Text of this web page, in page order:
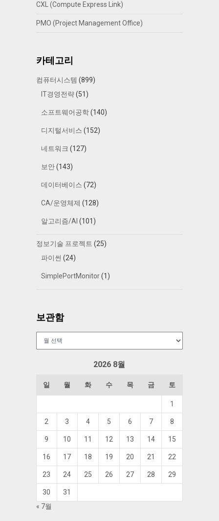
CXL (Compute Express Link)
PMO (Project Management Office)
카테고리
컴퓨터시스템 (899)
IT경영전략(51)
소프트웨어공학(140)
디지털서비스 (152)
네트워크 (127)
보안(143)
데이터베이스 (72)
CA/운영체제 (128)
알고리즘/AI (101)
정보기술 프로젝트 (25)
파이썬 (24)
SimplePortMonitor(1)
보관함
2026 8월
일 월 화 수 목 금 토
1
2 3 4 5 6 7 8
9 10 11 12 13 14 15
16 17 18 19 20 21 22
23 24 25 26 27 28 29
30
31
« 7월